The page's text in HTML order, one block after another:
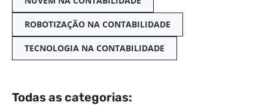
ROBOTIZAÇÃO NA CONTABILIDADE
TECNOLOGIA NA CONTABILIDADE
Todas as categorias: